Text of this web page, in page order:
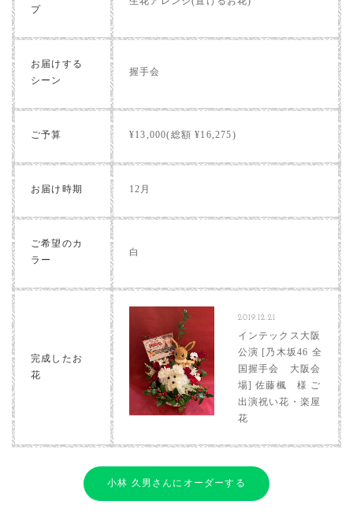
プ
お届けする
シーン
握手会
ご予算 ¥13,000(総額 ¥16,275)
お届け時期 12月
ご希望のカ
ラー
白
完成したお
花
2019.12.21
インテックス大阪
公演 [乃木坂46 全
国握手会 大阪会
場] 佐藤楓 様 ご
出演祝い花・楽屋
花
小林 久男さんにオーダーする